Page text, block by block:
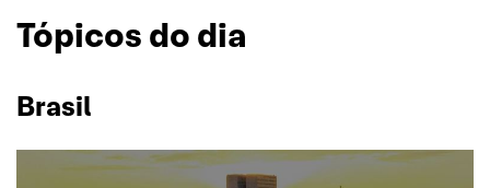
Tópicos do dia
Brasil